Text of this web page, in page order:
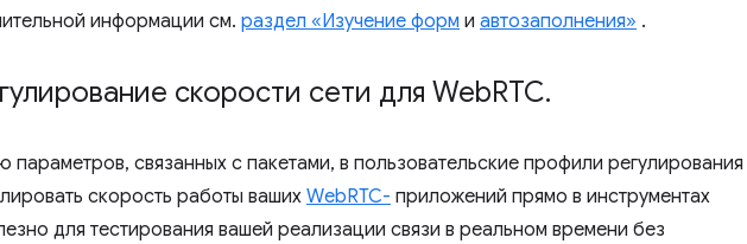
информации см. раздел «Изучение форм и автозаполнения» .
скорости сети для WebRTC.
связанных с пакетами, в пользовательские профили регулирования
скорость работы вашихWebRTC- приложений прямо в инструментах
для тестирования вашей реализации связи в реальном времени без